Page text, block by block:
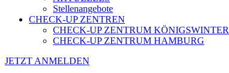
Stellenangebote
CHECK-UP ZENTREN
CHECK-UP ZENTRUM
CHECK-UP ZENTRUM HAMBURG
JETZT ANMELDEN